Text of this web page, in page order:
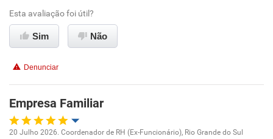
Ambiente de trabalho
Conciliação com a vida familiar
Recomenda esta empresa
Esta avaliação foi útil?
Sim Não
Denunciar
Empresa Familiar
20 Julho 2026. Coordenador de RH (Ex-Funcionário), Rio Grande do Sul